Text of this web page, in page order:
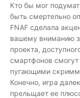
Кто бы мог
быть смертельно
FNAF сделала
вашему вниманию
проекта,
смартфонов
пугающими
Конечно, игра
прельщает ее